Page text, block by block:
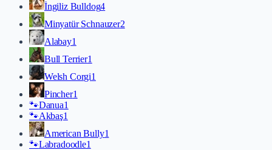
İngiliz Bulldog4
Minyatür Schnauzer2
Alabay1
Bull Terrier1
Welsh Corgi1
Pincher1
🐾Danua1
🐾Akbaş1
American Bully1
🐾Labradoodle1